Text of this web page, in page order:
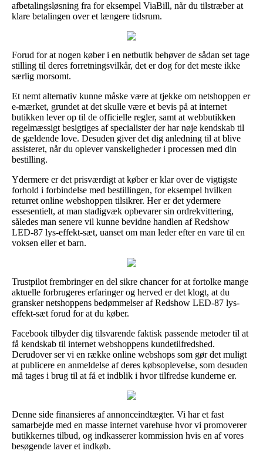
afbetalingsløsning fra for eksempel ViaBill, når du tilstræber at
klare betalingen over et længere tidsrum.
Forud for at nogen køber i en netbutik behøver de sådan set tage
stilling til deres forretningsvilkår, det er dog for det meste ikke
særlig morsomt.
Et nemt alternativ kunne måske være at tjekke om netshoppen er
e-mærket, grundet at det skulle være et bevis på at internet
butikken lever op til de officielle regler, samt at webbutikken
regelmæssigt besigtiges af specialister der har nøje kendskab til
de gældende love. Desuden giver det dig anledning til at blive
assisteret, når du oplever vanskeligheder i processen med din
bestilling.
Ydermere er det prisværdigt at køber er klar over de vigtigste
forhold i forbindelse med bestillingen, for eksempel hvilken
returret online webshoppen tilsikrer. Her er det ydermere
essesentielt, at man stadigvæk opbevarer sin ordrekvittering,
således man senere vil kunne bevidne handlen af Redshow
LED-87 lys-effekt-sæt, uanset om man leder efter en vare til en
voksen eller et barn.
Trustpilot frembringer en del sikre chancer for at fortolke mange
aktuelle forbrugeres erfaringer og herved er det klogt, at du
gransker netshoppens bedømmelser af Redshow LED-87 lys-
effekt-sæt forud for at du køber.
Facebook tilbyder dig tilsvarende faktisk passende metoder til at
få kendskab til internet webshoppens kundetilfredshed.
Derudover ser vi en række online webshops som gør det muligt
at publicere en anmeldelse af deres købsoplevelse, som desuden
må tages i brug til at få et indblik i hvor tilfredse kunderne er.
Denne side finansieres af annonceindtægter. Vi har et fast
samarbejde med en masse internet varehuse hvor vi promoverer
butikkernes tilbud, og indkasserer kommission hvis en af vores
besøgende laver et indkøb.